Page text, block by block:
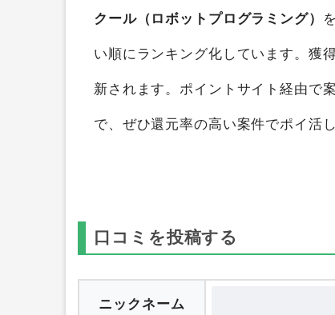
クール（ロボットプログラミング）
い順にランキング化しています。獲
新されます。ポイントサイト経由で
で、ぜひ還元率の高い案件でポイ活
口コミを投稿する
ニックネーム